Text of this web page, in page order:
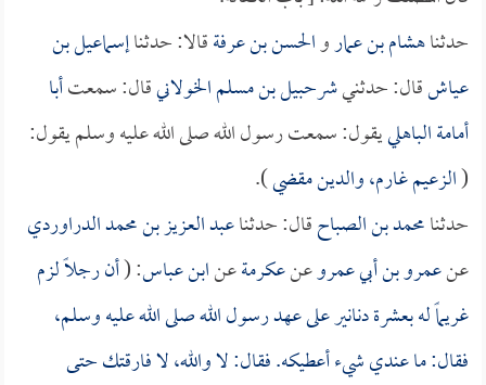
حدثناهشام بن عماروالحسن بن عرفةقالا: حدثناإسماعيل بن
عياشقال: حدثنيشرحبيل بن مسلم الخولانيقال: سمعتأبا
أمامة الباهلييقول: سمعت رسول الله صلى الله عليه وسلم يقول:
(الزعيم غارم، والدين مقضي).
حدثنامحمد بن الصباحقال: حدثناعبد العزيز بن محمد الدراوردي
عنعمرو بن أبي عمروعنعكرمةعنابن عباس: (أن رجلاً لزم
غريماً له بعشرة دنانير على عهد رسول الله صلى الله عليه وسلم،
فقال: ما عندي شيء أعطيكه. فقال: لا والله، لا فارقتك حتى